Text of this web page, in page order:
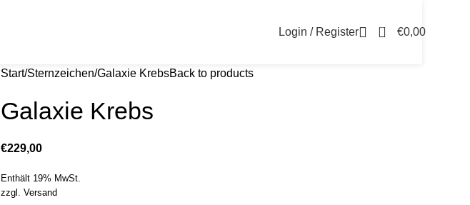
Login / Register 0 €0,00
Start Sternzeichen Galaxie KrebsBack to products
Galaxie Krebs
€229,00
Enthält 19% MwSt.
zzgl. Versand